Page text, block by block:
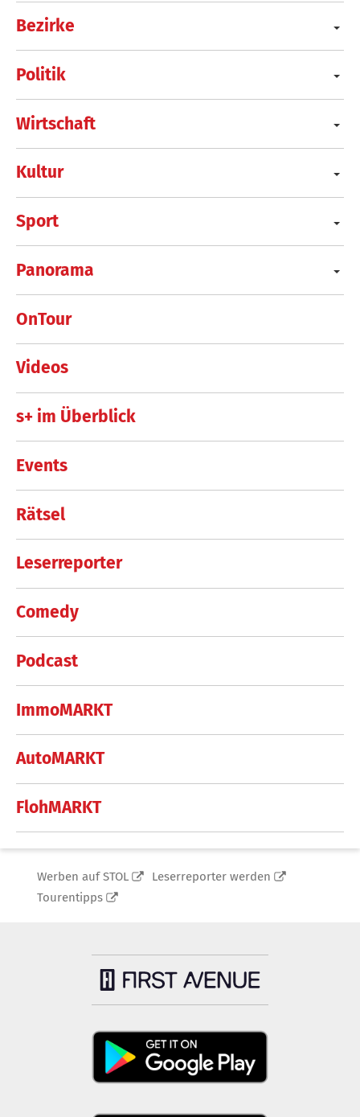
Bezirke
Politik
Wirtschaft
Kultur
Sport
Panorama
OnTour
Videos
s+ im Überblick
Events
Rätsel
Leserreporter
Comedy
Podcast
ImmoMARKT
AutoMARKT
FlohMARKT
Werben auf STOL
Leserreporter werden
Tourentipps